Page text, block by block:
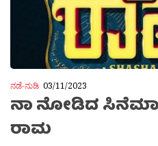
ನಡೆ-ನುಡಿ 03/11/2023
ನಾ ನೋಡಿದ ಸಿನೆಮಾ:
ರಾಮ